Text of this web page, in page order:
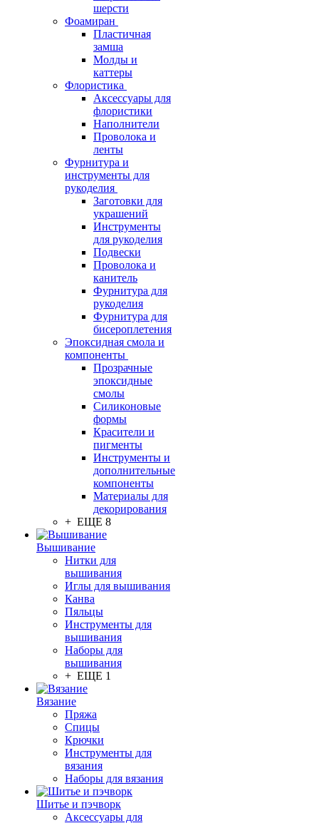
шерсти
Фоамиран
Пластичная
замша
Молды и
каттеры
Флористика
Аксессуары для
флористики
Наполнители
Проволока и
ленты
Фурнитура и
инструменты для
рукоделия
Заготовки для
украшений
Инструменты
для рукоделия
Подвески
Проволока и
канитель
Фурнитура для
рукоделия
Фурнитура для
бисероплетения
Эпоксидная смола и
компоненты
Прозрачные
эпоксидные
смолы
Силиконовые
формы
Красители и
пигменты
Инструменты и
дополнительные
компоненты
Материалы для
декорирования
+ ЕЩЕ 8
Вышивание
Нитки для
вышивания
Иглы для вышивания
Канва
Пяльцы
Инструменты для
вышивания
Наборы для
вышивания
+ ЕЩЕ 1
Вязание
Пряжа
Спицы
Крючки
Инструменты для
вязания
Наборы для вязания
Шитье и пэчворк
Аксессуары для